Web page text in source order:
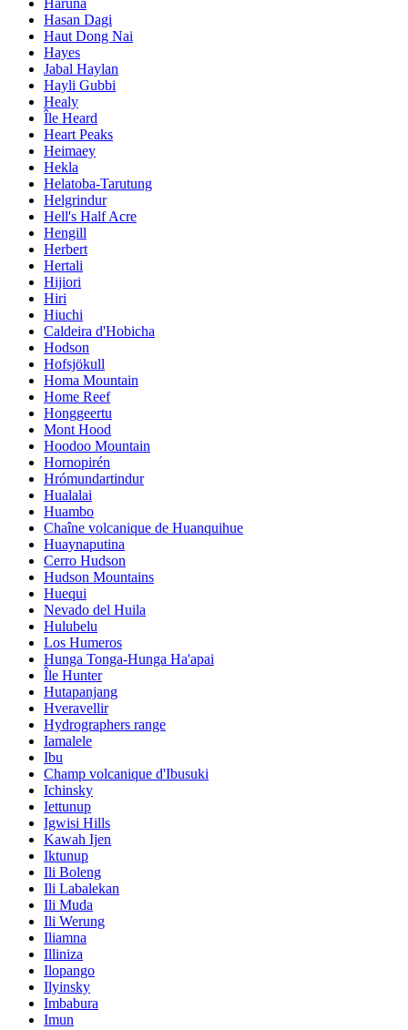
Hasan Dagi
Haut Dong Nai
Hayes
Jabal Haylan
Hayli Gubbi
Healy
Île Heard
Heart Peaks
Heimaey
Hekla
Helatoba-Tarutung
Helgrindur
Hell's Half Acre
Hengill
Herbert
Hertali
Hijiori
Hiri
Hiuchi
Caldeira d'Hobicha
Hodson
Hofsjökull
Homa Mountain
Home Reef
Honggeertu
Mont Hood
Hoodoo Mountain
Hornopirén
Hrómundartindur
Hualalai
Huambo
Chaîne volcanique de Huanquihue
Huaynaputina
Cerro Hudson
Hudson Mountains
Huequi
Nevado del Huila
Hulubelu
Los Humeros
Hunga Tonga-Hunga Ha'apai
Île Hunter
Hutapanjang
Hveravellir
Hydrographers range
Iamalele
Ibu
Champ volcanique d'Ibusuki
Ichinsky
Iettunup
Igwisi Hills
Kawah Ijen
Iktunup
Ili Boleng
Ili Labalekan
Ili Muda
Ili Werung
Iliamna
Illiniza
Ilopango
Ilyinsky
Imbabura
Imun